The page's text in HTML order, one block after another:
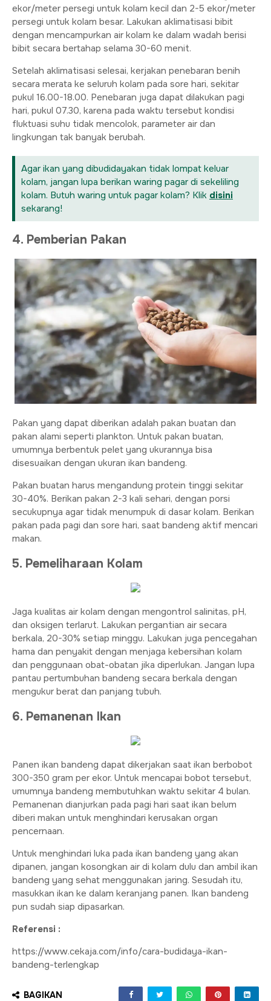
ekor/meter persegi untuk kolam kecil dan 2-5 ekor/meter
persegi untuk kolam besar. Lakukan aklimatisasi bibit
dengan mencampurkan air kolam ke dalam wadah berisi
bibit secara bertahap selama 30-60 menit.
Setelah aklimatisasi selesai, kerjakan penebaran benih
secara merata ke seluruh kolam pada sore hari, sekitar
pukul 16.00-18.00. Penebaran juga dapat dilakukan pagi
hari, pukul 07.30, karena pada waktu tersebut kondisi
fluktuasi suhu tidak mencolok, parameter air dan
lingkungan tak banyak berubah.
Agar ikan yang dibudidayakan tidak lompat keluar
kolam, jangan lupa berikan waring pagar di sekeliling
kolam. Butuh waring untuk pagar kolam? Klik disini
sekarang!
4. Pemberian Pakan
Pakan yang dapat diberikan adalah pakan buatan dan
pakan alami seperti plankton. Untuk pakan buatan,
umumnya berbentuk pelet yang ukurannya bisa
disesuaikan dengan ukuran ikan bandeng.
Pakan buatan harus mengandung protein tinggi sekitar
30-40%. Berikan pakan 2-3 kali sehari, dengan porsi
secukupnya agar tidak menumpuk di dasar kolam. Berikan
pakan pada pagi dan sore hari, saat bandeng aktif mencari
makan.
5. Pemeliharaan Kolam
Jaga kualitas air kolam dengan mengontrol salinitas, pH,
dan oksigen terlarut. Lakukan pergantian air secara
berkala, 20-30% setiap minggu. Lakukan juga pencegahan
hama dan penyakit dengan menjaga kebersihan kolam
dan penggunaan obat-obatan jika diperlukan. Jangan lupa
pantau pertumbuhan bandeng secara berkala dengan
mengukur berat dan panjang tubuh.
6. Pemanenan Ikan
Panen ikan bandeng dapat dikerjakan saat ikan berbobot
300-350 gram per ekor. Untuk mencapai bobot tersebut,
umumnya bandeng membutuhkan waktu sekitar 4 bulan.
Pemanenan dianjurkan pada pagi hari saat ikan belum
diberi makan untuk menghindari kerusakan organ
pencernaan.
Untuk menghindari luka pada ikan bandeng yang akan
dipanen, jangan kosongkan air di kolam dulu dan ambil ikan
bandeng yang sehat menggunakan jaring. Sesudah itu,
masukkan ikan ke dalam keranjang panen. Ikan bandeng
pun sudah siap dipasarkan.
Referensi :
https://www.cekaja.com/info/cara-budidaya-ikan-
bandeng-terlengkap
BAGIKAN